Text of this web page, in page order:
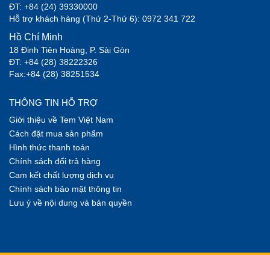
ĐT: +84 (24) 39330000
Hỗ trợ khách hàng (Thứ 2-Thứ 6): 0972 341 722
Hồ Chí Minh
18 Đinh Tiên Hoàng, P. Sài Gòn
ĐT: +84 (28) 38222326
Fax:+84 (28) 38251534
THÔNG TIN HỖ TRỢ
Giới thiệu về Tem Việt Nam
Cách đặt mua sản phẩm
Hình thức thanh toán
Chính sách đổi trả hàng
Cam kết chất lượng dịch vụ
Chính sách bảo mật thông tin
Lưu ý về nội dung và bản quyền